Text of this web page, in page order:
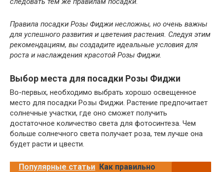
Правила посадки Розы Фиджи несложны, но очень важны
для успешного развития и цветения растения. Следуя этим
рекомендациям, вы создадите идеальные условия для
роста и наслаждения красотой Розы Фиджи.
Выбор места для посадки Розы Фиджи
Во-первых, необходимо выбрать хорошо освещенное
место для посадки Розы Фиджи. Растение предпочитает
солнечные участки, где оно сможет получить
достаточное количество света для фотосинтеза. Чем
больше солнечного света получает роза, тем лучше она
будет расти и цвести.
Популярные статьи Как правильно